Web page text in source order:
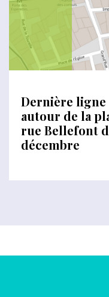
Dernière
autour de la
rue Bellefont
décembre